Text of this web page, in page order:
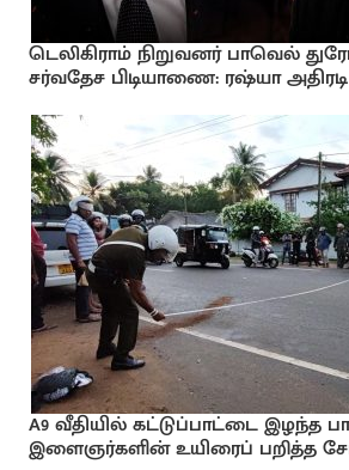
டெலிகிராம் நிறுவனர் பாவெல்
சர்வதேச பிடியாணை: ரஷ்யா
A9 வீதியில் கட்டுப்பாட்டை இழந்த
இளைஞர்களின் உயிரைப் பறித்த